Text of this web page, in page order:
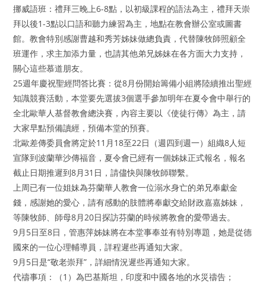
挪威語班：禮拜三晚上6-8點，以初級課程的語法為主，禮拜天崇
拜以後1-3點以口語和聽力練習為主，地點在教會辦公室或圖書
館。教會特別感謝曹越和秀芳姊妹做總負責，代替陳牧師照顧全
班運作，求主加添力量，也請其他弟兄姊妹在各方面大力支持，
關心這些慕道朋友。
25週年慶祝聖經問答比賽：從8月份開始籌備小組將陸續推出聖經
知識競賽活動，本堂要先選拔3個選手參加明年在夏令會中舉行的
全北歐華人基督教會總決賽，內容主要以《使徒行傳》為主，請
大家早點預備讀經，預備本堂的預賽。
北歐差傳委員會將定於11月18至22日（週四到週一）組織8人短
宣隊到波蘭華沙傳福音，夏令會已經有一個姊妹正式報名，報名
截止日期推遲到8月31日，請儘快與陳牧師聯繫。
上周已有一位姐妹為芬蘭華人教會一位溺水身亡的弟兄奉獻金
錢，感謝她的愛心，請有感動的肢體將奉獻交給財政嘉嘉姊妹，
等陳牧師、師母8月20日探訪芬蘭的時候將教會的愛帶過去。
9月5日至8日，管惠萍姊妹將在本堂事奉並有特別專題，她是從德
國來的一位心理輔導員，詳程遲些再通知大家。
9月5日是“敬老崇拜”，詳細情況遲些再通知大家。
代禱事項：（1）為巴基斯坦，印度和中國各地的水災禱告；